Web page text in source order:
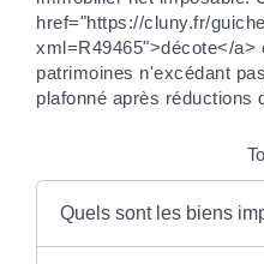
href="https://cluny.fr/
xml=R49465">décote</a>
patrimoines n'excédant
plafonné après réductions
Quels sont les biens